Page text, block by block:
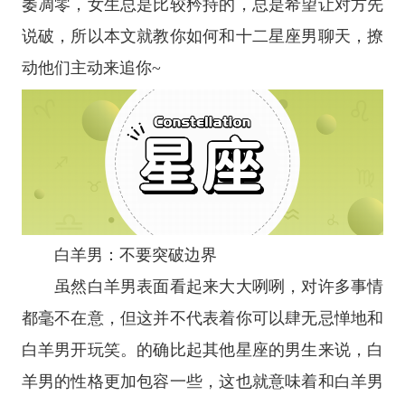
萎凋零，女生总是比较矜持的，总是希望让对方先
说破，所以本文就教你如何和十二星座男聊天，撩
动他们主动来追你~
白羊男：不要突破边界
虽然白羊男表面看起来大大咧咧，对许多事情
都毫不在意，但这并不代表着你可以肆无忌惮地和
白羊男开玩笑。的确比起其他星座的男生来说，白
羊男的性格更加包容一些，这也就意味着和白羊男